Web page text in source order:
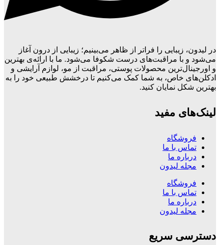
در لیدون، زیبایی را فراتر از ظاهر می‌بینیم؛ زیبایی از درون آغاز
می‌شود و با مراقبت‌های درست شکوفا می‌شود. ما با ارائه‌ی بهترین
و اورجینال‌ترین محصولات پوستی، مراقبت از مو، لوازم آرایشی و
ادکلن‌های خاص، به شما کمک می‌کنیم تا درخشش طبیعی خود را به
بهترین شکل نمایان کنید.
لینک‌های مفید
فروشگاه
تماس با ما
درباره ما
مجله لیدون
فروشگاه
تماس با ما
درباره ما
مجله لیدون
دسترسی سریع